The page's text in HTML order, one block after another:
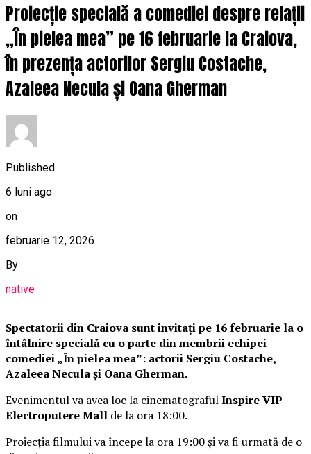
Proiecție specială a comediei despre relații
„În pielea mea” pe 16 februarie la Craiova,
în prezența actorilor Sergiu Costache,
Azaleea Necula și Oana Gherman
Published
6 luni ago
on
februarie 12, 2026
By
native
Spectatorii din Craiova sunt invitați pe 16 februarie la o
întâlnire specială cu o parte din membrii echipei
comediei „În pielea mea”: actorii Sergiu Costache,
Azaleea Necula și Oana Gherman.
Evenimentul va avea loc la cinematografulInspire VIP
Electroputere Mall de la ora 18:00.
Proiecția filmului va începe la ora 19:00 și va fi urmată de o